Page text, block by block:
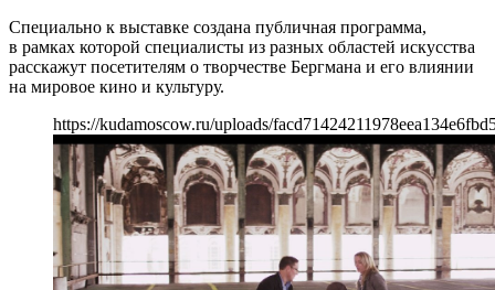
Специально к выставке создана публичная программа,
в рамках которой специалисты из разных областей искусства
расскажут посетителям о творчестве Бергмана и его влиянии
на мировое кино и культуру.
https://kudamoscow.ru/uploads/